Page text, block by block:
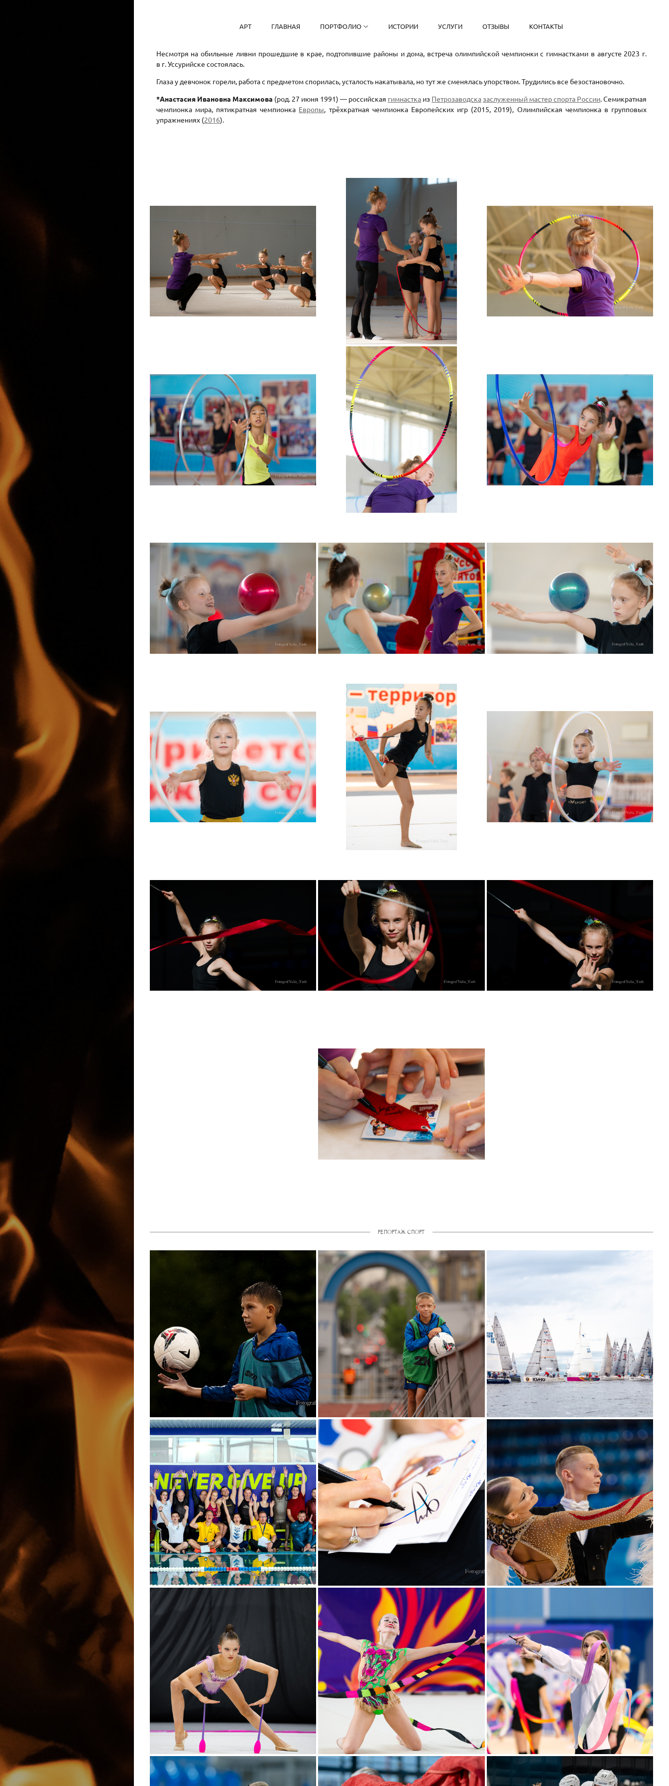
АРТ ГЛАВНАЯ ПОРТФОЛИО ИСТОРИИ УСЛУГИ ОТЗЫВЫ КОНТАКТЫ
Несмотря на обильные ливни прошедшие в крае, подтопившие районы и дома, встреча олимпийской чемпионки с гимнастками в августе 2023 г.
в г. Уссурийске состоялась.
Глаза у девчонок горели, работа с предметом спорилась, усталость накатывала, но тут же сменялась упорством. Трудились все безостановочно.
*Анастасия Ивановна Максимова (род. 27 июня 1991) — российская гимнасткаиз Петрозаводска заслуженный мастер спорта России. Семикратная
чемпионка мира, пятикратная чемпионка Европы, трёхкратная чемпионка Европейских игр (2015, 2019), Олимпийская чемпионка в групповых
упражнениях (2016).
РЕПОРТАЖ СПОРТ